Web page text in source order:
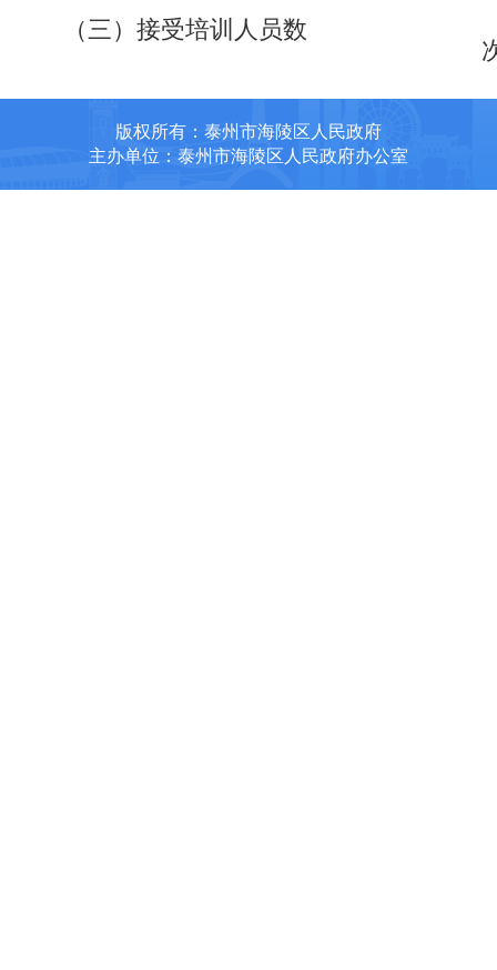
（三）接受培训人员数
版权所有：泰州市海陵区人民政府
主办单位：泰州市海陵区人民政府办公室